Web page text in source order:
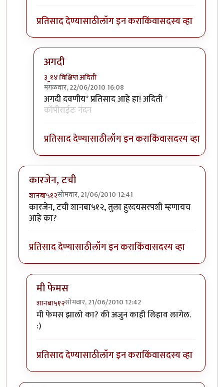
प्रतिसाद देण्यासाठीलॉग इन कराकिंवासदस्य व्हा
अगदी
३_१४ विक्षिप्त अदिती
मंगळवार, 22/06/2010 16:08
In reply toसौंदर्यफुbyNile
अगदी दवणीय* प्रतिसाद आहे हा! अदिती*
कॉपीराईटः नंदन
प्रतिसाद देण्यासाठीलॉग इन कराकिंवासदस्य व्हा
कारजेन, टची
शानबा५१२सोमवार, 21/06/2010 12:41
कारजेन, टची शानबा५१२, तुला हुरदयसरपशी म्हणायच
आहे का?
प्रतिसाद देण्यासाठीलॉग इन कराकिंवासदस्य व्हा
मी फेमस
शानबा५१२सोमवार, 21/06/2010 12:42
In reply toकारजेन, टचीbyशानबा५१२
मी फेमस झालो का? की अजुन काही लिहाव लागेल.
:)
प्रतिसाद देण्यासाठीलॉग इन कराकिंवासदस्य व्हा